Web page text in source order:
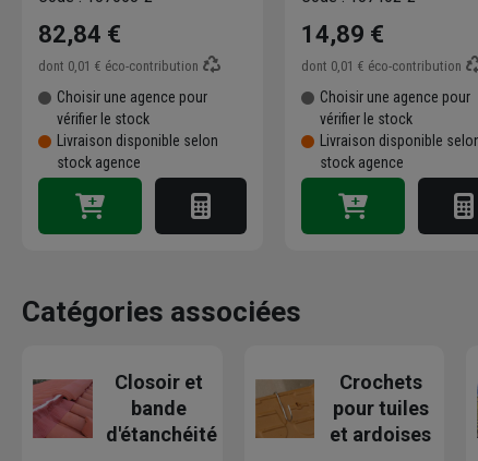
82,84 €
dont 0,01 € éco-contribution
Choisir une agence pour
vérifier le stock
Livraison disponible selon
stock agence
14,89 €
dont 0,01 € éco-contribution
Choisir une agence pour
vérifier le stock
Livraison disponible
stock agence
Catégories associées
Closoir et
bande
d'étanchéité
Crochets
pour tuiles
et ardoises